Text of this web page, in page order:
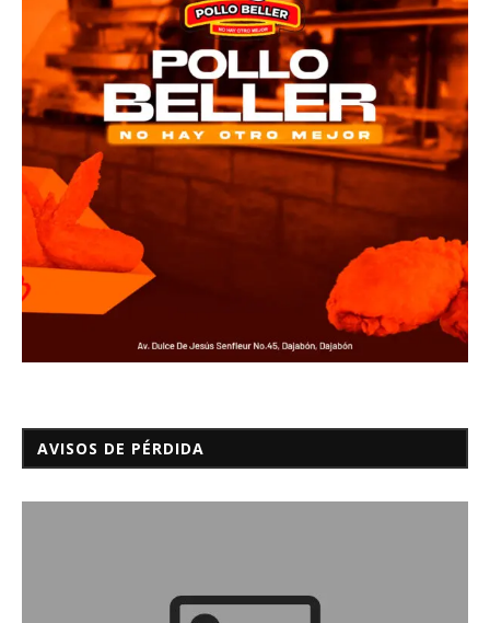
AVISOS DE PÉRDIDA